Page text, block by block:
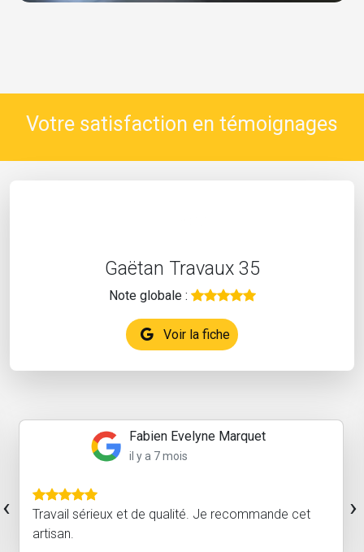
Votre satisfaction en témoignages
Gaëtan Travaux 35
Note globale :
Voir la fiche
Très content du travail effectué par Gaëtan, tout
s'est bien passé, respect des délais et
communication très facile pour l'organisation du
chantier. Je recommande cet artisan et ferai
‹ ›